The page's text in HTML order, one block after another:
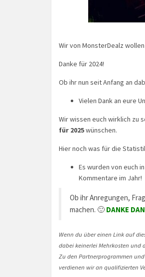
Wir von MonsterDealz
Danke für 2024!
Ob ihr nun seit Anfang an
Vielen Dank an eure
Wir wissen euch wirklich zu
für 2025wünschen.
Hier noch was für die
Es wurden von euch
Kommentare im Jahr!
Ob ihr Anregungen,
machen. 🙂 DANKE
Wenn du über einen Link auf
dabei keinerlei Mehrkosten und
Zu den Partnerprogrammen
verdienen wir an qualifizierten